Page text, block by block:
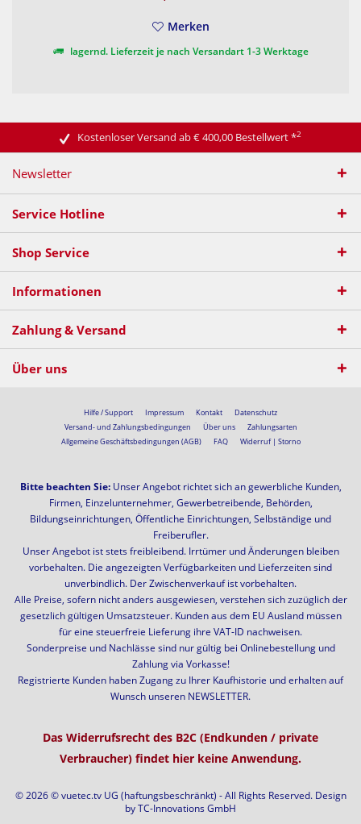
Merken
lagernd. Lieferzeit je nach Versandart 1-3 Werktage
Kostenloser Versand ab € 400,00 Bestellwert*2
Newsletter
Service Hotline
Shop Service
Informationen
Zahlung & Versand
Über uns
Hilfe / Support Impressum Kontakt
Datenschutz
Versand- und Zahlungsbedingungen
Über uns
Zahlungsarten
Allgemeine Geschäftsbedingungen (AGB)
FAQ Widerruf | Storno
Bitte beachten Sie:Unser Angebot richtet sich an gewerbliche Kunden,
Firmen, Einzelunternehmer, Gewerbetreibende, Behörden,
Bildungseinrichtungen, Öffentliche Einrichtungen, Selbständige und
Freiberufler.
Unser Angebot ist stets freibleibend. Irrtümer und Änderungen bleiben
vorbehalten. Die angezeigten Verfügbarkeiten und Lieferzeiten sind
unverbindlich. Der Zwischenverkauf ist vorbehalten.
Alle Preise, sofern nicht anders ausgewiesen, verstehen sich zuzüglich der
gesetzlich gültigen Umsatzsteuer. Kunden aus dem EU Ausland müssen
für eine steuerfreie Lieferung ihre VAT-ID nachweisen.
Sonderpreise und Nachlässe sind nur gültig bei Onlinebestellung und
Zahlung via Vorkasse!
Registrierte Kunden haben Zugang zu Ihrer Kaufhistorie und erhalten auf
Wunsch unseren NEWSLETTER.
Das Widerrufsrecht des B2C (Endkunden / private
Verbraucher) findet hier keine Anwendung.
© 2026 © vuetec.tv UG (haftungsbeschränkt) - All Rights Reserved. Design
byTC-Innovations GmbH